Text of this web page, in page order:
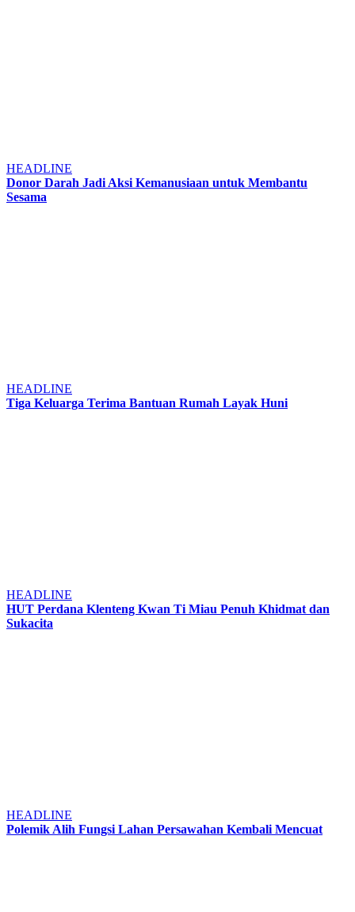
HEADLINE
Donor Darah Jadi Aksi Kemanusiaan untuk Membantu
Sesama
HEADLINE
Tiga Keluarga Terima Bantuan Rumah Layak Huni
HEADLINE
HUT Perdana Klenteng Kwan Ti Miau Penuh Khidmat dan
Sukacita
HEADLINE
Polemik Alih Fungsi Lahan Persawahan Kembali Mencuat